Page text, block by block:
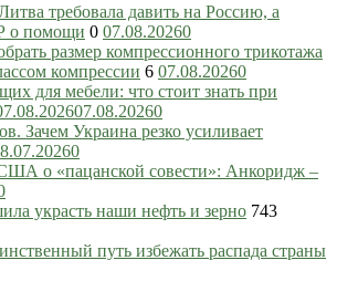
требовала давить на Россию, а
о помощи 0 07.08.20260
размер компрессионного трикотажа
компрессии 6 07.08.20260
для мебели: что стоит знать при
07.08.20260
Зачем Украина резко усиливает
0
о «пацанской совести»: Анкоридж –
украсть наши нефть и зерно 743
путь избежать распада страны